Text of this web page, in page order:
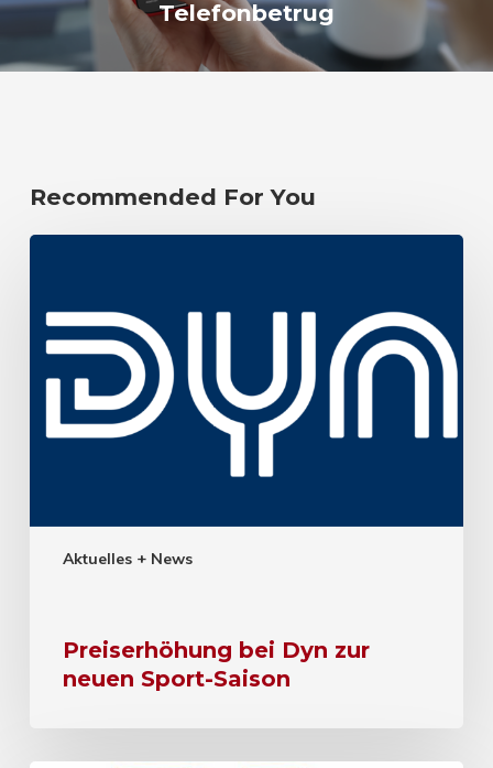
Telefonbetrug
Recommended For You
Aktuelles + News
Preiserhöhung bei Dyn zur
neuen Sport-Saison